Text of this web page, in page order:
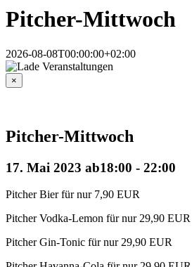
Pitcher-Mittwoch
2026-08-08T00:00:00+02:00
×
Pitcher-Mittwoch
17. Mai 2023 ab18:00 - 22:00
Pitcher Bier für nur 7,90 EUR
Pitcher Vodka-Lemon für nur 29,90 EUR
Pitcher Gin-Tonic für nur 29,90 EUR